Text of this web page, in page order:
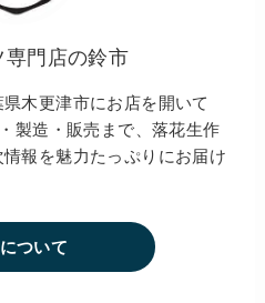
専門店の鈴市
木更津市にお店を開いて
製造・販売まで、落花生作
報を魅力たっぷりにお届け
ついて